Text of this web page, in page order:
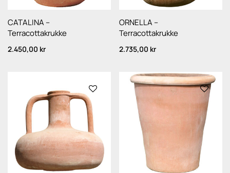
CATALINA –
Terracottakrukke
2.450,00 kr
ORNELLA –
Terracottakrukke
2.735,00 kr